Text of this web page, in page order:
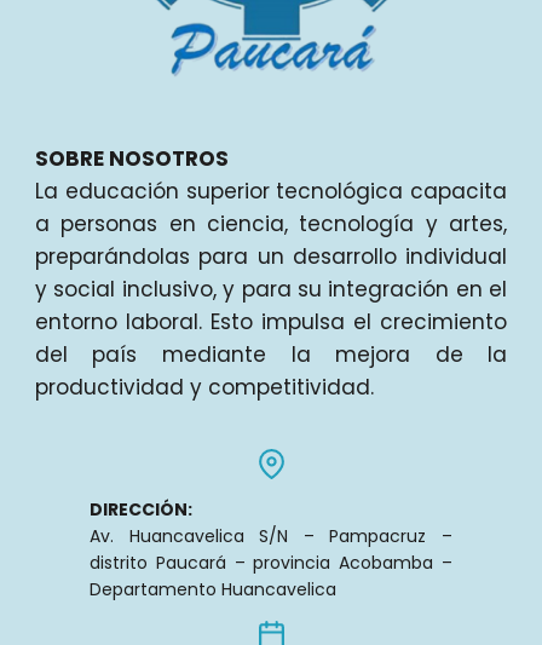
SOBRE NOSOTROS
La educación superior tecnológica capacita
a personas en ciencia, tecnología y artes,
preparándolas para un desarrollo individual
y social inclusivo, y para su integración en el
entorno laboral. Esto impulsa el crecimiento
del país mediante la mejora de la
productividad y competitividad.
DIRECCIÓN:
Av. Huancavelica S/N – Pampacruz –
distrito Paucará – provincia Acobamba –
Departamento Huancavelica